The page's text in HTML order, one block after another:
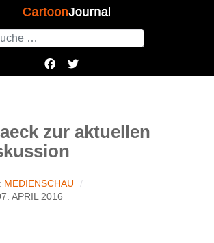
zur aktuellen
MEDIENSCHAU
APRIL 2016